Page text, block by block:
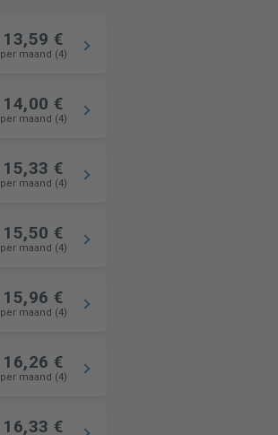
13,59 €
per maand (4)
14,00 €
per maand (4)
15,33 €
per maand (4)
15,50 €
per maand (4)
15,96 €
per maand (4)
16,26 €
per maand (4)
16,33 €